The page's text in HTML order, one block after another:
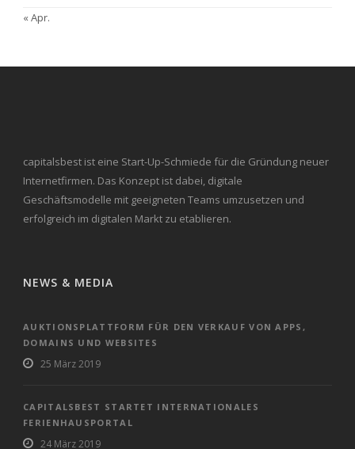
« Apr.
capitalsbest ist eine Start-Up-Schmiede für die Gründung neuer
Internetfirmen. Das Konzept ist dabei, digitale
Geschäftsmodelle mit geeigneten Teams umzusetzen und
erfolgreich im digitalen Markt zu etablieren.
NEWS & MEDIA
AUKTIONSPLATTFORM FÜR DEN VERKAUF VON APPS,
DOMAINS UND WEBSITES
25 März 2019
CAPITALSBEST STARTET INTERNATIONALES
FERIENHAUSPORTAL
24 März 2019